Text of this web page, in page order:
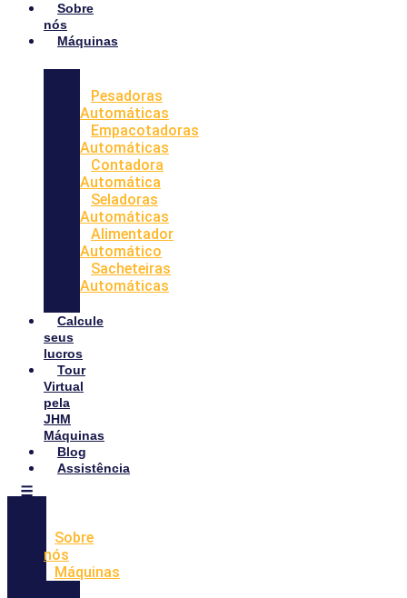
Sobre
nós
Máquinas
Pesadoras
Automáticas
Empacotadoras
Automáticas
Contadora
Automática
Seladoras
Automáticas
Alimentador
Automático
Sacheteiras
Automáticas
Calcule
seus
lucros
Tour
Virtual
pela
JHM
Máquinas
Blog
Assistência
Sobre
nós
Máquinas